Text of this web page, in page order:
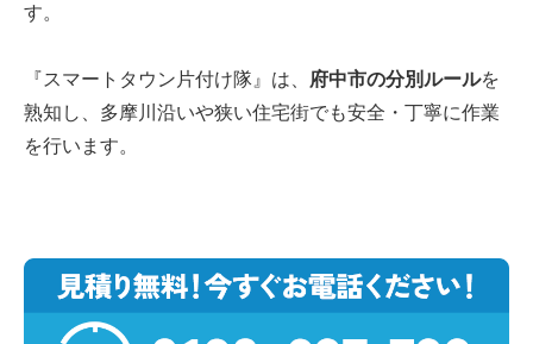
す。
『スマートタウン片付け隊』は、 府中市の分別ルールを
熟知し、多摩川沿いや狭い住宅街でも安全・丁寧に作業
を行います。